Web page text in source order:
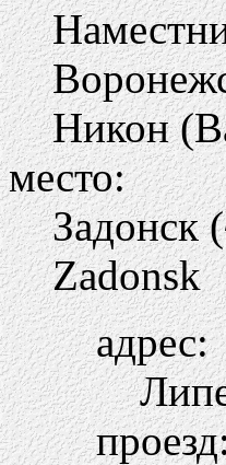
Никон
место:
Задонск
Zadonsk
адрес: